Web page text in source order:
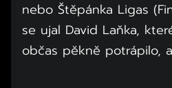
nebo Štěpánka Ligas
se ujal David Laňka,
občas pěkně potrápilo,